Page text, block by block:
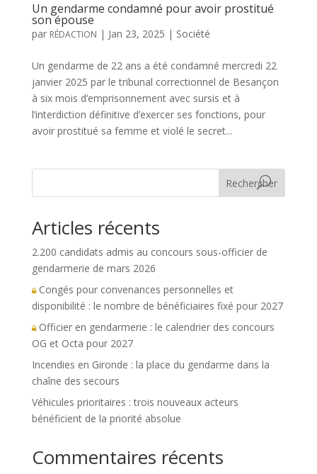
Un gendarme condamné pour avoir prostitué
son épouse
par RÉDACTION | Jan 23, 2025 | Société
Un gendarme de 22 ans a été condamné mercredi 22
janvier 2025 par le tribunal correctionnel de Besançon
à six mois d’emprisonnement avec sursis et à
l’interdiction définitive d’exercer ses fonctions, pour
avoir prostitué sa femme et violé le secret...
Rechercher
Articles récents
2.200 candidats admis au concours sous-officier de
gendarmerie de mars 2026
Congés pour convenances personnelles et
disponibilité : le nombre de bénéficiaires fixé pour 2027
Officier en gendarmerie : le calendrier des concours
OG et Octa pour 2027
Incendies en Gironde : la place du gendarme dans la
chaîne des secours
Véhicules prioritaires : trois nouveaux acteurs
bénéficient de la priorité absolue
Commentaires récents